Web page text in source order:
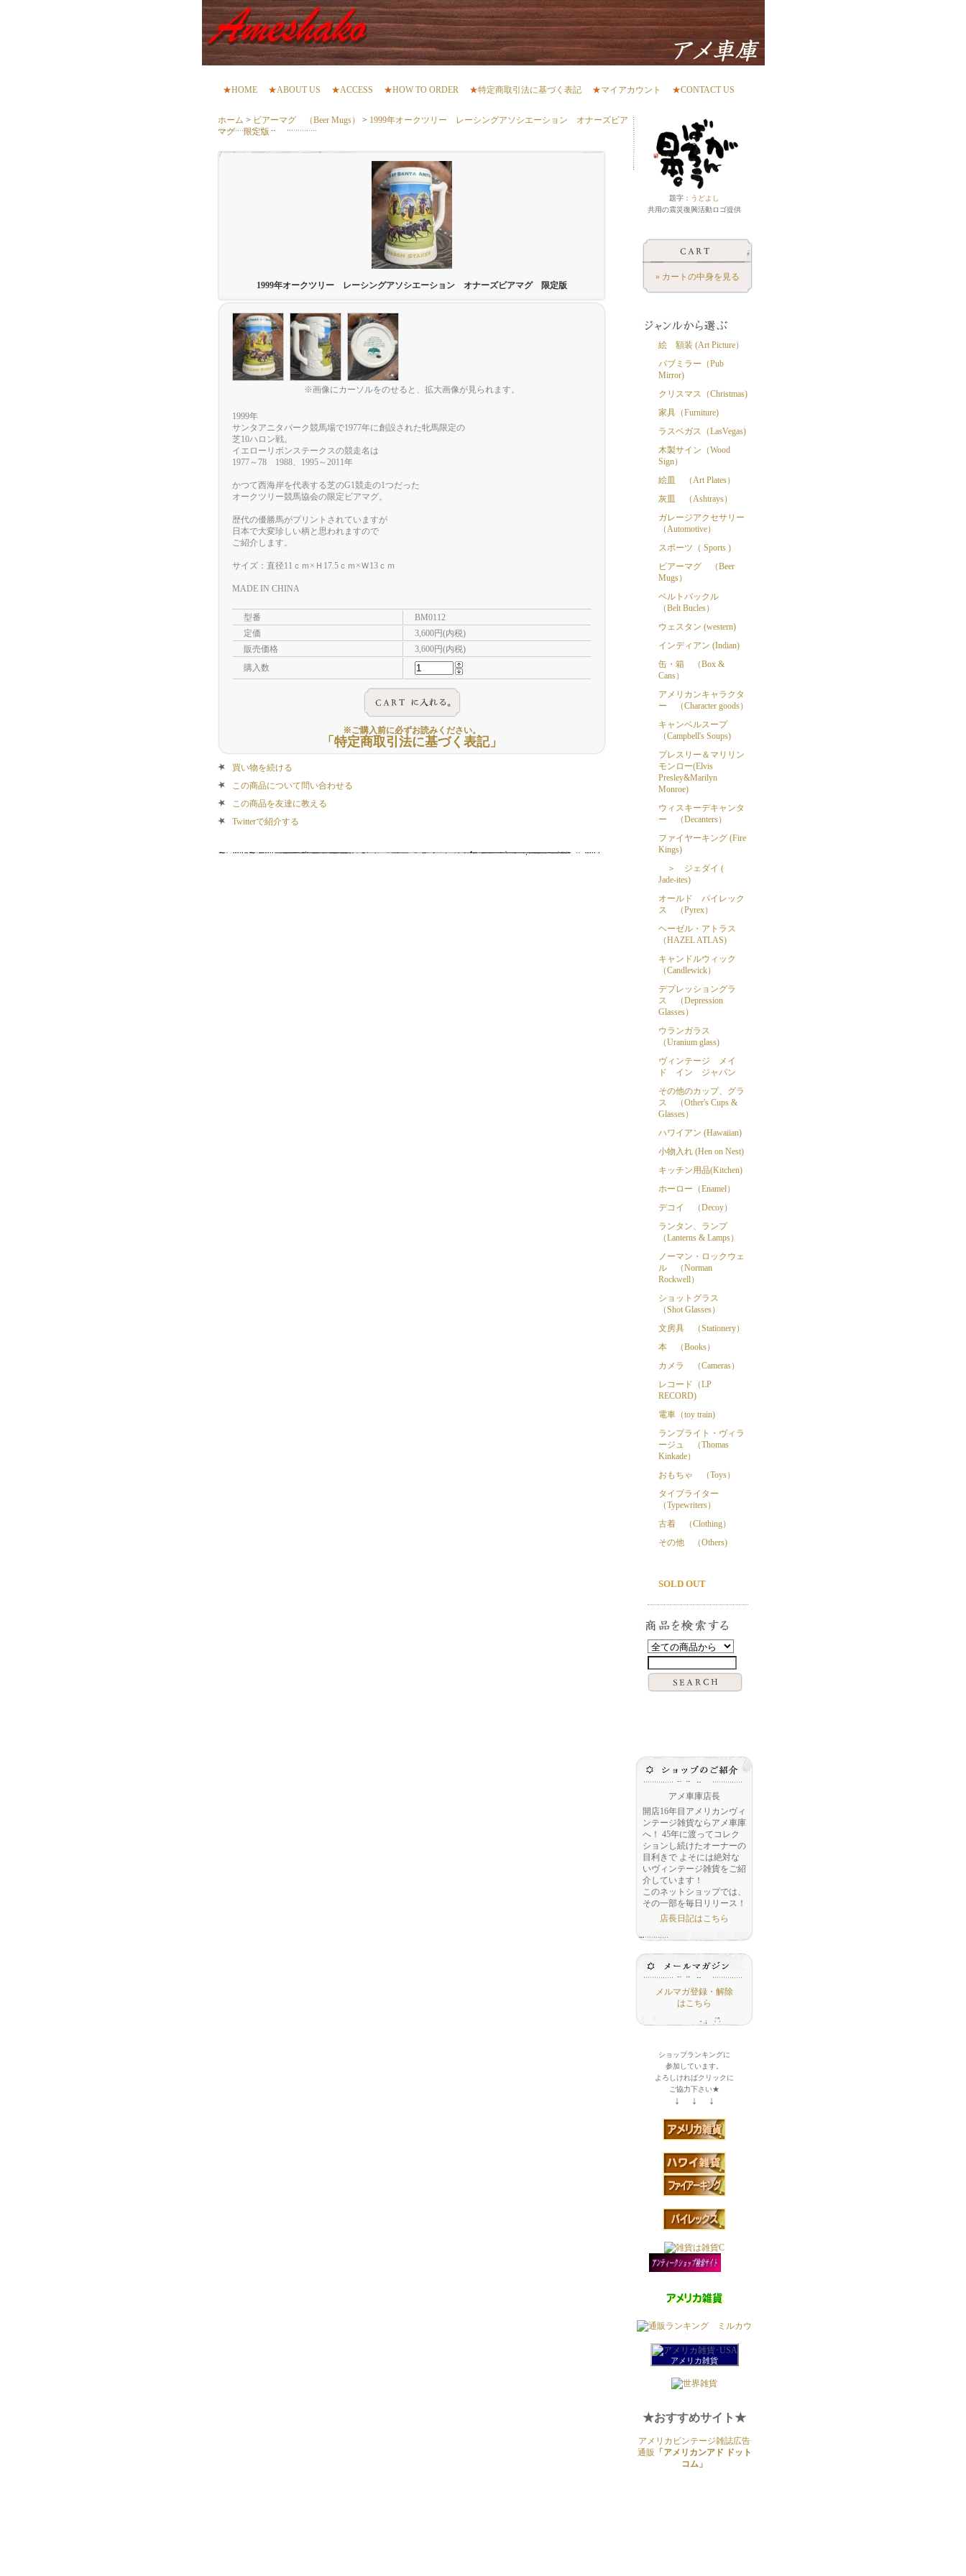
★HOME ★ABOUT US ★ACCESS ★HOW TO ORDER ★特定商取引法に基づく表記 ★マイアカウント ★CONTACT US
ホーム > ビアーマグ （Beer Mugs） > 1999年オークツリー レーシングアソシエーション オナーズビア
マグ 限定版
1999年オークツリー レーシングアソシエーション オナーズビアマグ 限定版
※画像にカーソルをのせると、拡大画像が見られます。
1999年
サンタアニタパーク競馬場で1977年に創設された牝馬限定の
芝10ハロン戦。
イエローリボンステークスの競走名は
1977～78 1988、1995～2011年
かつて西海岸を代表する芝のG1競走の1つだった
オークツリー競馬協会の限定ビアマグ。
歴代の優勝馬がプリントされていますが
日本で大変珍しい柄と思われますので
ご紹介します。
サイズ：直径11ｃｍ×Ｈ17.5ｃｍ×Ｗ13ｃｍ
MADE IN CHINA
型番
BM0112
定価
3,600円(内税)
販売価格
3,600円(内税)
購入数
※ご購入前に必ずお読みください。
「特定商取引法に基づく表記」
買い物を続ける
この商品について問い合わせる
この商品を友達に教える
Twitterで紹介する
題字： うどよし
共用の震災復興活動ロゴ提供
» カートの中身を見る
絵 額装 (Art Picture）
パブミラー（Pub
Mirror)
クリスマス（Christmas)
家具（Furniture)
ラスベガス（LasVegas)
木製サイン（Wood
Sign）
絵皿 （Art Plates）
灰皿 （Ashtrays）
ガレージアクセサリー
（Automotive）
スポーツ（ Sports )
ビアーマグ （Beer
Mugs）
ベルトバックル
（Belt Bucles）
ウェスタン (western)
インディアン (Indian)
缶・箱 （Box &
Cans）
アメリカンキャラクタ
ー （Character goods）
キャンベルスープ
（Campbell's Soups)
プレスリー＆マリリン
モンロー(Elvis
Presley&Marilyn
Monroe)
ウィスキーデキャンタ
ー （Decanters）
ファイヤーキング (Fire
Kings)
＞ ジェダイ (
Jade-ites)
オールド パイレック
ス （Pyrex）
ヘーゼル・アトラス
（HAZEL ATLAS)
キャンドルウィック
（Candlewick）
デプレッショングラ
ス （Depression
Glasses）
ウランガラス
（Uranium glass)
ヴィンテージ メイ
ド イン ジャパン
その他のカップ、グラ
ス （Other's Cups &
Glasses）
ハワイアン (Hawaiian)
小物入れ (Hen on Nest)
キッチン用品(Kitchen)
ホーロー（Enamel）
デコイ （Decoy）
ランタン、ランプ
（Lanterns & Lamps）
ノーマン・ロックウェ
ル （Norman
Rockwell）
ショットグラス
（Shot Glasses）
文房具 （Stationery）
本 （Books）
カメラ （Cameras）
レコード（LP
RECORD)
電車（toy train)
ランプライト・ヴィラ
ージュ （Thomas
Kinkade）
おもちゃ （Toys）
タイプライター
（Typewriters）
古着 （Clothing）
その他 （Others)
SOLD OUT
アメ車庫店長
開店16年目アメリカンヴィ
ンテージ雑貨ならアメ車庫
へ！ 45年に渡ってコレク
ションし続けたオーナーの
目利きで よそには絶対な
いヴィンテージ雑貨をご紹
介しています！
このネットショップでは、
その一部を毎日リリース！
店長日記はこちら
メルマガ登録・解除
はこちら
ショップランキングに
参加しています。
よろしければクリックに
ご協力下さい★
↓ ↓ ↓
アメリカ雑貨
★おすすめサイト★
アメリカビンテージ雑誌広告
通販
「アメリカンアド ドット
コム」